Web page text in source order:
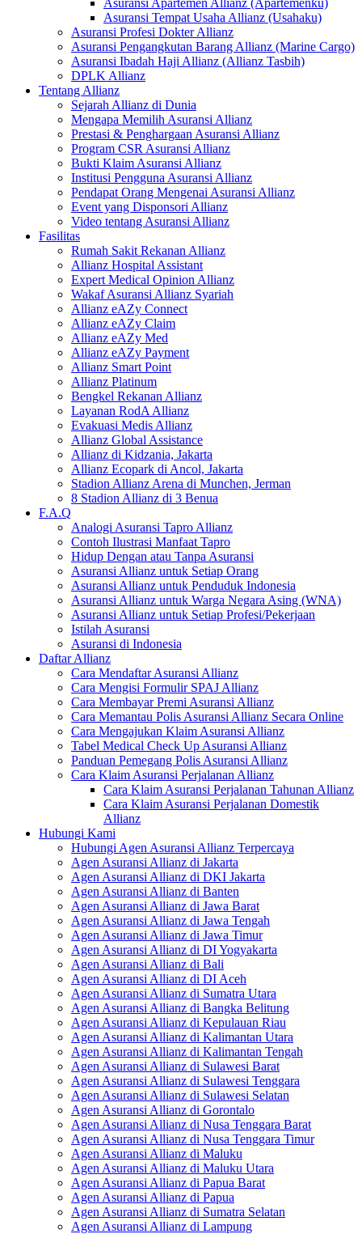
Asuransi Apartemen Allianz (Apartemenku)
Asuransi Tempat Usaha Allianz (Usahaku)
Asuransi Profesi Dokter Allianz
Asuransi Pengangkutan Barang Allianz (Marine Cargo)
Asuransi Ibadah Haji Allianz (Allianz Tasbih)
DPLK Allianz
Tentang Allianz
Sejarah Allianz di Dunia
Mengapa Memilih Asuransi Allianz
Prestasi & Penghargaan Asuransi Allianz
Program CSR Asuransi Allianz
Bukti Klaim Asuransi Allianz
Institusi Pengguna Asuransi Allianz
Pendapat Orang Mengenai Asuransi Allianz
Event yang Disponsori Allianz
Video tentang Asuransi Allianz
Fasilitas
Rumah Sakit Rekanan Allianz
Allianz Hospital Assistant
Expert Medical Opinion Allianz
Wakaf Asuransi Allianz Syariah
Allianz eAZy Connect
Allianz eAZy Claim
Allianz eAZy Med
Allianz eAZy Payment
Allianz Smart Point
Allianz Platinum
Bengkel Rekanan Allianz
Layanan RodA Allianz
Evakuasi Medis Allianz
Allianz Global Assistance
Allianz di Kidzania, Jakarta
Allianz Ecopark di Ancol, Jakarta
Stadion Allianz Arena di Munchen, Jerman
8 Stadion Allianz di 3 Benua
F.A.Q
Analogi Asuransi Tapro Allianz
Contoh Ilustrasi Manfaat Tapro
Hidup Dengan atau Tanpa Asuransi
Asuransi Allianz untuk Setiap Orang
Asuransi Allianz untuk Penduduk Indonesia
Asuransi Allianz untuk Warga Negara Asing (WNA)
Asuransi Allianz untuk Setiap Profesi/Pekerjaan
Istilah Asuransi
Asuransi di Indonesia
Daftar Allianz
Cara Mendaftar Asuransi Allianz
Cara Mengisi Formulir SPAJ Allianz
Cara Membayar Premi Asuransi Allianz
Cara Memantau Polis Asuransi Allianz Secara Online
Cara Mengajukan Klaim Asuransi Allianz
Tabel Medical Check Up Asuransi Allianz
Panduan Pemegang Polis Asuransi Allianz
Cara Klaim Asuransi Perjalanan Allianz
Cara Klaim Asuransi Perjalanan Tahunan Allianz
Cara Klaim Asuransi Perjalanan Domestik
Allianz
Hubungi Kami
Hubungi Agen Asuransi Allianz Terpercaya
Agen Asuransi Allianz di Jakarta
Agen Asuransi Allianz di DKI Jakarta
Agen Asuransi Allianz di Banten
Agen Asuransi Allianz di Jawa Barat
Agen Asuransi Allianz di Jawa Tengah
Agen Asuransi Allianz di Jawa Timur
Agen Asuransi Allianz di DI Yogyakarta
Agen Asuransi Allianz di Bali
Agen Asuransi Allianz di DI Aceh
Agen Asuransi Allianz di Sumatra Utara
Agen Asuransi Allianz di Bangka Belitung
Agen Asuransi Allianz di Kepulauan Riau
Agen Asuransi Allianz di Kalimantan Utara
Agen Asuransi Allianz di Kalimantan Tengah
Agen Asuransi Allianz di Sulawesi Barat
Agen Asuransi Allianz di Sulawesi Tenggara
Agen Asuransi Allianz di Sulawesi Selatan
Agen Asuransi Allianz di Gorontalo
Agen Asuransi Allianz di Nusa Tenggara Barat
Agen Asuransi Allianz di Nusa Tenggara Timur
Agen Asuransi Allianz di Maluku
Agen Asuransi Allianz di Maluku Utara
Agen Asuransi Allianz di Papua Barat
Agen Asuransi Allianz di Papua
Agen Asuransi Allianz di Sumatra Selatan
Agen Asuransi Allianz di Lampung